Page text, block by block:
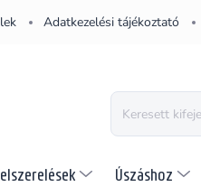
Adatkezelési tájékoztató
Úszáshoz